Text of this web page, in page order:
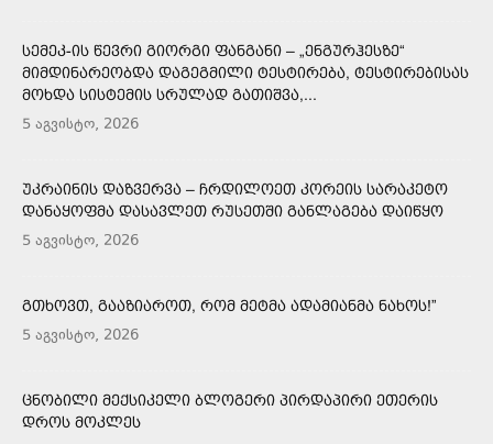
ᲡᲔᲛᲔᲙ-ᲘᲡ ᲬᲔᲕᲠᲘ ᲒᲘᲝᲠᲒᲘ ᲤᲐᲜᲒᲐᲜᲘ – „ᲔᲜᲒᲣᲠᲰᲔᲡᲖᲔ“
ᲛᲘᲛᲓᲘᲜᲐᲠᲔᲝᲑᲓᲐ ᲓᲐᲒᲔᲒᲛᲘᲚᲘ ᲢᲔᲡᲢᲘᲠᲔᲑᲐ, ᲢᲔᲡᲢᲘᲠᲔᲑᲘᲡᲐᲡ
ᲛᲝᲮᲓᲐ ᲡᲘᲡᲢᲔᲛᲘᲡ ᲡᲠᲣᲚᲐᲓ ᲒᲐᲗᲘᲨᲕᲐ,...
5 აგვისტო, 2026
ᲣᲙᲠᲐᲘᲜᲘᲡ ᲓᲐᲖᲕᲔᲠᲕᲐ – ᲩᲠᲓᲘᲚᲝᲔᲗ ᲙᲝᲠᲔᲘᲡ ᲡᲐᲠᲐᲙᲔᲢᲝ
ᲓᲐᲜᲐᲧᲝᲤᲛᲐ ᲓᲐᲡᲐᲕᲚᲔᲗ ᲠᲣᲡᲔᲗᲨᲘ ᲒᲐᲜᲚᲐᲒᲔᲑᲐ ᲓᲐᲘᲬᲧᲝ
5 აგვისტო, 2026
ᲒᲗᲮᲝᲕᲗ, ᲒᲐᲐᲖᲘᲐᲠᲝᲗ, ᲠᲝᲛ ᲛᲔᲢᲛᲐ ᲐᲓᲐᲛᲘᲐᲜᲛᲐ ᲜᲐᲮᲝᲡ!”
5 აგვისტო, 2026
ᲪᲜᲝᲑᲘᲚᲘ ᲛᲔᲥᲡᲘᲙᲔᲚᲘ ᲑᲚᲝᲒᲔᲠᲘ ᲞᲘᲠᲓᲐᲞᲘᲠᲘ ᲔᲗᲔᲠᲘᲡ
ᲓᲠᲝᲡ ᲛᲝᲙᲚᲔᲡ